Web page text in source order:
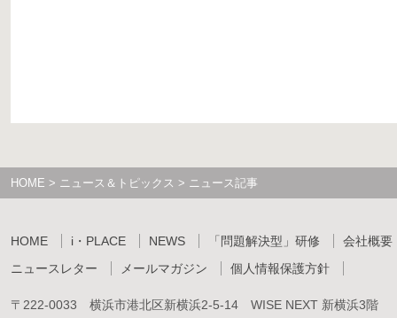
HOME > ニュース＆トピックス > ニュース記事
HOME i・PLACE NEWS 「問題解決型」研修
会社概要
ニュースレター
メールマガジン 個人情報保護方針
〒222-0033 横浜市港北区新横浜2-5-14 WISE NEXT 新横浜3階